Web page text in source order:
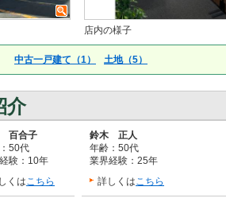
店内の様子
中古一戸建て（1） 土地（5）
介
百合子
50代
験：10年
くはこちら
鈴木 正人
年齢：50代
業界経験：25年
詳しくはこちら